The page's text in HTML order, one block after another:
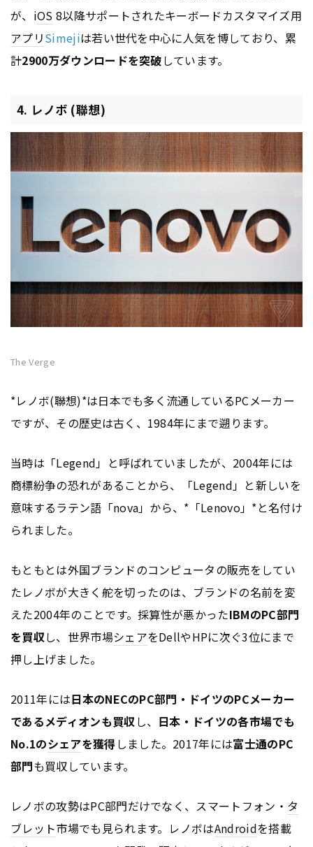
が、iOS 8以降サポートされたキーボードカスタマイズ用
アプリSimejiは若い世代を中心に人気を博しており、累
計2900万ダウンロードを突破しています。
4. レノボ (聯想)
The Verge
*レノボ(聯想)*は日本でも多く流通しているPCメーカー
ですが、その歴史は古く、1984年にまで遡ります。
当時は「Legend」と呼ばれていましたが、2004年には
商標紛争の恐れがあることから、「Legend」と新しいを
意味するラテン語「nova」から、*「Lenovo」*と名付け
られました。
もともとは外国ブランドのコンピュータの販売をしてい
たレノボが大きく舵を切ったのは、ブランドの名前を変
えた2004年のことです。採算性が悪かったIBMのPC部門
を買収し、世界市場シェアをDellやHPに次ぐ3位にまで
押し上げました。
2011年には日本のNECのPC部門・ドイツのPCメーカー
であるメディオンも買収 し、 日本・ドイツの各市場でも
No.1のシェアを獲得しました。2017年には富士通のPC
部門も買収しています。
レノボの攻勢はPC部門だけでなく、スマートフォン・ タ
ブレット市場でも見られます。レノボはAndroidを搭載